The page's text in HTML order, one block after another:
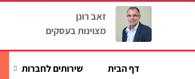
זאב רונן
מצוינות בעסקים
דף הבית שירותים לחברות